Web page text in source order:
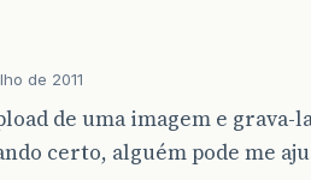
de 2011
de uma imagem e grava-
certo, alguém pode me